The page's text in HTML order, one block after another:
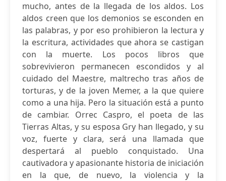
mucho, antes de la llegada de los aldos. Los
aldos creen que los demonios se esconden en
las palabras, y por eso prohibieron la lectura y
la escritura, actividades que ahora se castigan
con la muerte. Los pocos libros que
sobrevivieron permanecen escondidos y al
cuidado del Maestre, maltrecho tras años de
torturas, y de la joven Memer, a la que quiere
como a una hija. Pero la situación está a punto
de cambiar. Orrec Caspro, el poeta de las
Tierras Altas, y su esposa Gry han llegado, y su
voz, fuerte y clara, será una llamada que
despertará al pueblo conquistado. Una
cautivadora y apasionante historia de iniciación
en la que, de nuevo, la violencia y la